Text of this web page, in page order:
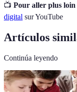
📺 Pour aller plus loin
digital sur YouTube
Artículos
Continúa leyendo